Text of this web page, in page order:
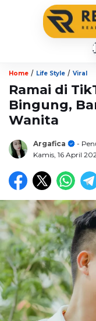
Home / Life Style / Viral
Ramai di
Bingung,
Wanita
Argafica
-
Kamis, 16 April